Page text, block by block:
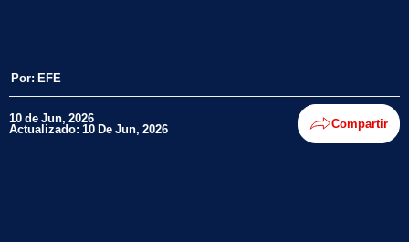
Por: EFE
10 de Jun, 2026
Actualizado: 10 De Jun, 2026 Compartir